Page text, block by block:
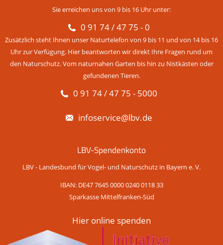
Sie erreichen uns von 9 bis 16 Uhr unter:
0 91 74 / 47 75 - 0
Zusätzlich steht Ihnen unser Naturtelefon von 9 bis 11 und von 14 bis 16
Uhr zur Verfügung. Hier beantworten wir direkt Ihre Fragen rund um
den Naturschutz. Vom naturnahen Garten bis hin zu Nistkästen oder
gefundenen Tieren.
0 91 74 / 47 75 - 5000
infoservice@lbv.de
LBV-Spendenkonto
LBV - Landesbund für Vogel- und Naturschutz in Bayern e. V.
IBAN: DE47 7645 0000 0240 0118 33
Sparkasse Mittelfranken-Süd
Hier online spenden